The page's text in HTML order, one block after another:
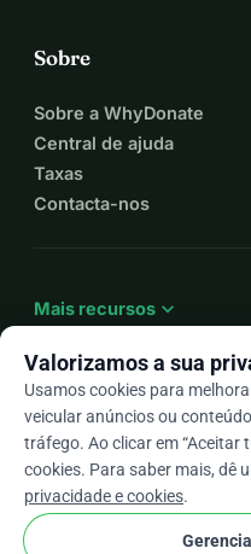
Sobre
Sobre a WhyDonate
Central de ajuda
Taxas
Contacta-nos
Mais recursos expand_more
Ptarrow_drop_down
★★★★★4,9 / 5 com
Valorizamos a sua
Usamos cookies para
veicular anúncios ou
tráfego. Ao clicar em “Aceitar
cookies. Para saber mais, dê
privacidade e cookies.